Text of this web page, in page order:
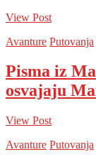
View Post
Avanture Putovanja
Pisma iz
osvajaju
View Post
Avanture Putovanja